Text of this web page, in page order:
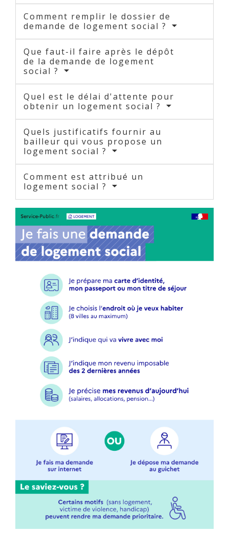
Comment remplir le dossier de
demande de logement social ?
Que faut-il faire après le dépôt
de la demande de logement
social ?
Quel est le délai d'attente pour
obtenir un logement social ?
Quels justificatifs fournir au
bailleur qui vous propose un
logement social ?
Comment est attribué un
logement social ?